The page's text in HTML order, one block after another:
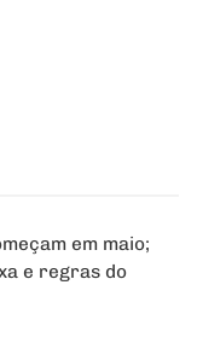
em maio;
e regras do